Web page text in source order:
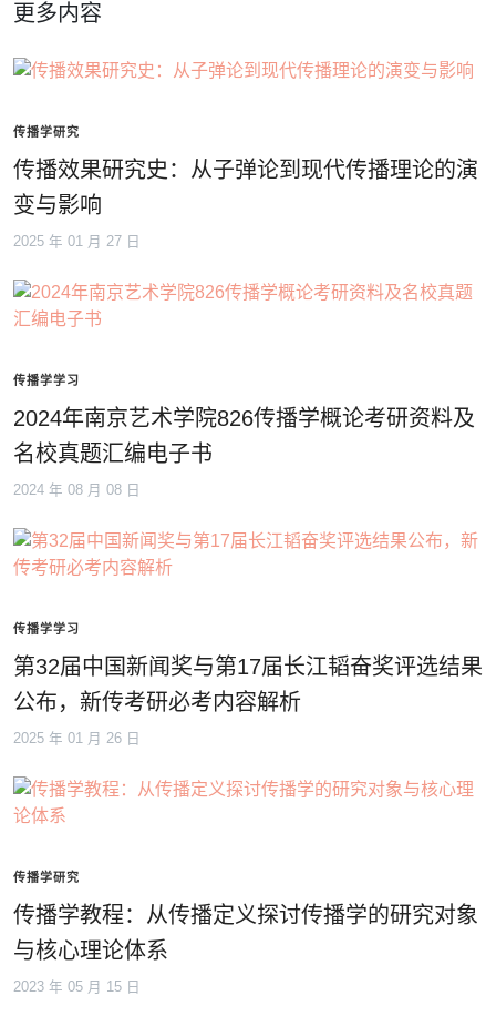
更多内容
传播学研究
传播效果研究史：从子弹论到现代传播理论的演
变与影响
2025 年 01 月 27 日
传播学学习
2024年南京艺术学院826传播学概论考研资料及
名校真题汇编电子书
2024 年 08 月 08 日
传播学学习
第32届中国新闻奖与第17届长江韬奋奖评选结果
公布，新传考研必考内容解析
2025 年 01 月 26 日
传播学研究
传播学教程：从传播定义探讨传播学的研究对象
与核心理论体系
2023 年 05 月 15 日